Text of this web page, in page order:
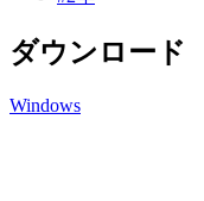
ダウンロード
Windows